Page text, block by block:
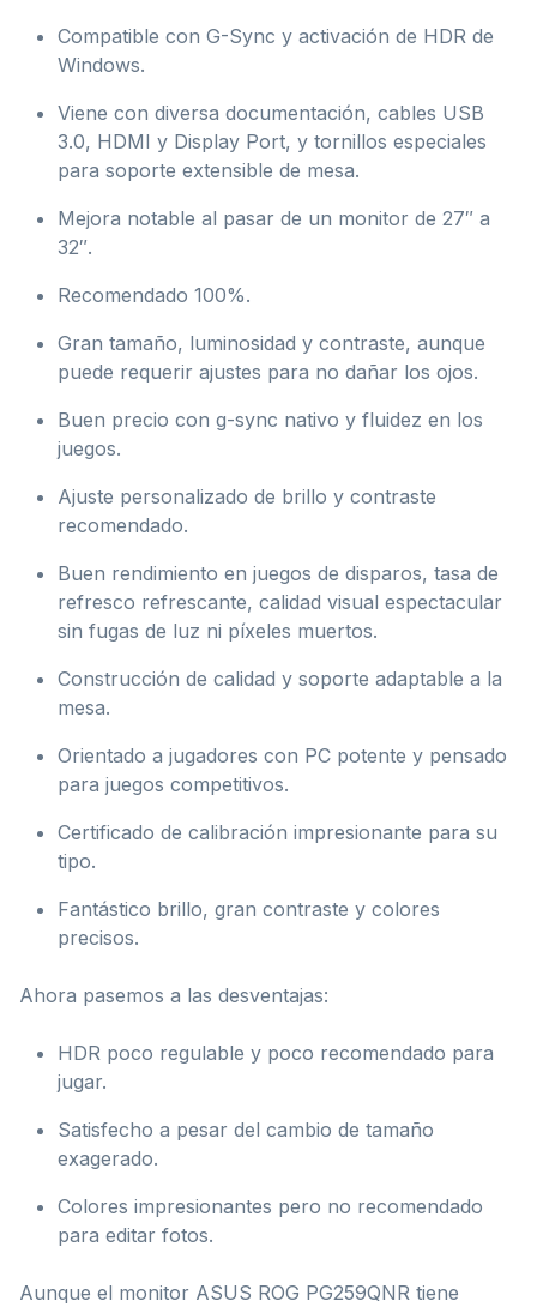
Compatible con G-Sync y activación de HDR de
Windows.
Viene con diversa documentación, cables USB
3.0, HDMI y Display Port, y tornillos especiales
para soporte extensible de mesa.
Mejora notable al pasar de un monitor de 27″ a
32″.
Recomendado 100%.
Gran tamaño, luminosidad y contraste, aunque
puede requerir ajustes para no dañar los ojos.
Buen precio con g-sync nativo y fluidez en los
juegos.
Ajuste personalizado de brillo y contraste
recomendado.
Buen rendimiento en juegos de disparos, tasa de
refresco refrescante, calidad visual espectacular
sin fugas de luz ni píxeles muertos.
Construcción de calidad y soporte adaptable a la
mesa.
Orientado a jugadores con PC potente y pensado
para juegos competitivos.
Certificado de calibración impresionante para su
tipo.
Fantástico brillo, gran contraste y colores
precisos.
Ahora pasemos a las desventajas:
HDR poco regulable y poco recomendado para
jugar.
Satisfecho a pesar del cambio de tamaño
exagerado.
Colores impresionantes pero no recomendado
para editar fotos.
Aunque el monitor ASUS ROG PG259QNR tiene